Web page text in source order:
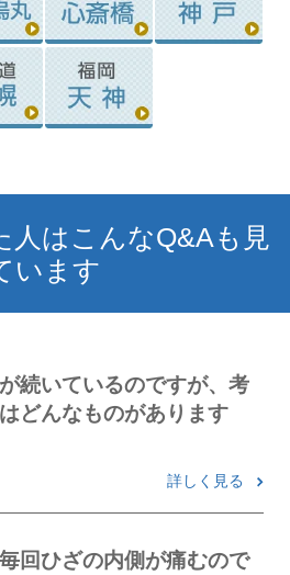
人はこんなQ&Aも見
います
続いているのですが、考
どんなものがあります
詳しく見る
回ひざの内側が痛むので